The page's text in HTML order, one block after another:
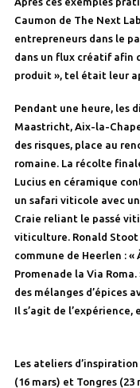
Caumon de The Next
entrepreneurs dans le
dans un flux créatif afin
produit », tel était leur
Pendant une heure, les
Maastricht, Aix-la-
des risques, place au
romaine. La récolte
Lucius en céramique
un safari viticole avec
Craie reliant le passé
viticulture. Ronald Stoot
commune de Heerlen :
Promenade la Via
des mélanges d’épices
Il s’agit de
Les ateliers
(16 mars) et Tongres